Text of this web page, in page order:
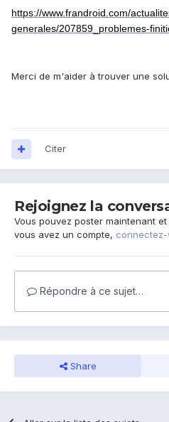
https://www.frandroid.com/
generales/207859_problemes-
Merci de m'aider à trouver une
Citer
Rejoignez la
Vous pouvez poster maintenant
vous avez un compte,
Répondre à ce sujet…
Share